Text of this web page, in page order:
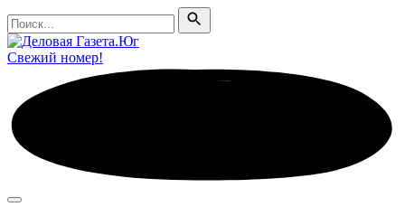
Поиск
Поиск
Свежий номер!